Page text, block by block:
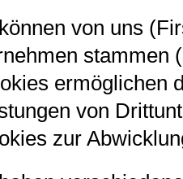
von uns
stammen
ermöglichen
von
zur